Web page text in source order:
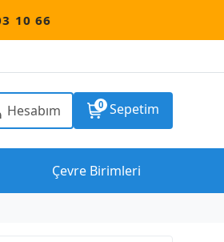
Hesabım 0 Sepetim
Çevre Birimleri